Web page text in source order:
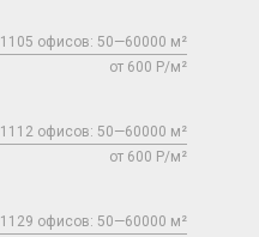
1105 офисов: 50—60000 м²
от 600 Р/м²
1112 офисов: 50—60000 м²
от 600 Р/м²
1129 офисов: 50—60000 м²